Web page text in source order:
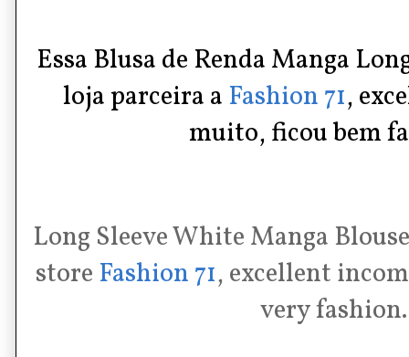
Essa Blusa de Renda Manga
loja parceira aFashion 71,
muito, ficou bem
Long Sleeve White Manga
storeFashion 71, excellent
very fashion.